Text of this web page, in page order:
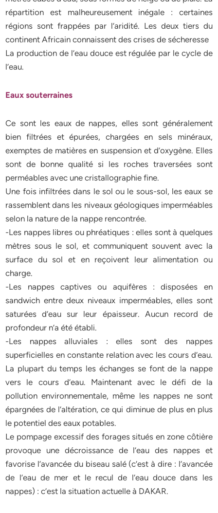
répartition est malheureusement inégale : certaines
régions sont frappées par l’aridité. Les deux tiers du
continent Africain connaissent des crises de sécheresse
La production de l’eau douce est régulée par le cycle de
l’eau.
Eaux souterraines
Ce sont les eaux de nappes, elles sont généralement
bien filtrées et épurées, chargées en sels minéraux,
exemptes de matières en suspension et d’oxygène. Elles
sont de bonne qualité si les roches traversées sont
perméables avec une cristallographie fine.
Une fois infiltrées dans le sol ou le sous-sol, les eaux se
rassemblent dans les niveaux géologiques imperméables
selon la nature de la nappe rencontrée.
-Les nappes libres ou phréatiques : elles sont à quelques
mètres sous le sol, et communiquent souvent avec la
surface du sol et en reçoivent leur alimentation ou
charge.
-Les nappes captives ou aquifères : disposées en
sandwich entre deux niveaux imperméables, elles sont
saturées d’eau sur leur épaisseur. Aucun record de
profondeur n’a été établi.
-Les nappes alluviales : elles sont des nappes
superficielles en constante relation avec les cours d’eau.
La plupart du temps les échanges se font de la nappe
vers le cours d’eau. Maintenant avec le défi de la
pollution environnementale, même les nappes ne sont
épargnées de l’altération, ce qui diminue de plus en plus
le potentiel des eaux potables.
Le pompage excessif des forages situés en zone côtière
provoque une décroissance de l’eau des nappes et
favorise l’avancée du biseau salé (c’est à dire : l’avancée
de l’eau de mer et le recul de l’eau douce dans les
nappes) : c’est la situation actuelle à DAKAR.